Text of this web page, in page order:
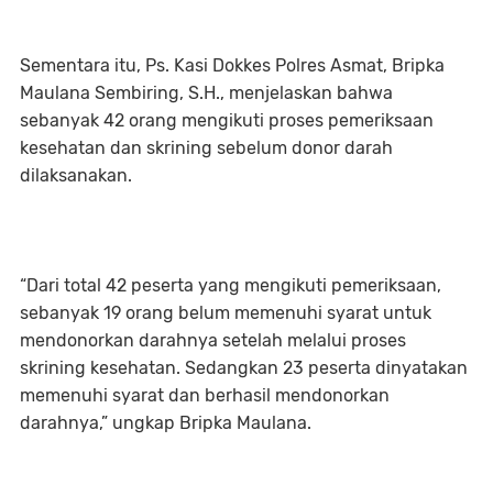
Sementara itu, Ps. Kasi Dokkes Polres Asmat, Bripka
Maulana Sembiring, S.H., menjelaskan bahwa
sebanyak 42 orang mengikuti proses pemeriksaan
kesehatan dan skrining sebelum donor darah
dilaksanakan.
“Dari total 42 peserta yang mengikuti pemeriksaan,
sebanyak 19 orang belum memenuhi syarat untuk
mendonorkan darahnya setelah melalui proses
skrining kesehatan. Sedangkan 23 peserta dinyatakan
memenuhi syarat dan berhasil mendonorkan
darahnya,” ungkap Bripka Maulana.